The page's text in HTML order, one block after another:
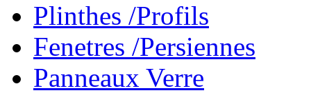
Plinthes /Profils
Fenetres /Persiennes
Panneaux Verre